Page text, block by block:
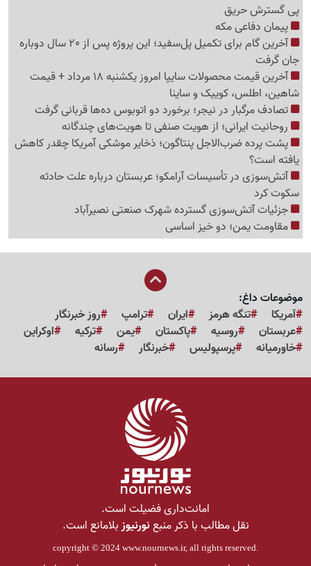
پی گسترش حریق
پیمان دفاعی مکه
آخرین گام برای تکمیل پل‌سفید؛ این پروژه پس از 20 سال دوباره
جان گرفت
آخرین قیمت محصولات سایپا امروز یکشنبه 18 مرداد + قیمت
شاهین، اطلس، کوییک و ساینا
تصادف مرگبار در نیجر؛ برخورد دو اتوبوس ده‌ها قربانی گرفت
روحانیت ایرانی؛ از هویت صنفی تا هویت‌های چندگانه
پشت پرده ضرب‌الاجل پنتاگون؛ ذخایر موشکی آمریکا چقدر کاهش
یافته است؟
آتش‌سوزی در تأسیسات آرامکو؛ عربستان درباره علت حادثه
سکوت کرد
جزئیات آتش‌سوزی گسترده شهرک صنعتی نصیرآباد
مقاومت یمن؛ دو خیز اساسی
موضوعات داغ:
آمریکا
تنگه هرمز ایران ترامپ
روز خبرنگار
عربستان
روسیه پاکستان یمن ترکیه
اوکراین
خاورمیانه
پرسپولیس خبرنگار رسانه
امانت‌داری فضیلت است.
نقل مطالب با ذکر منبعنورنیوزبلامانع است.
copyright © 2024 www.nournews.ir, all rights reserved.